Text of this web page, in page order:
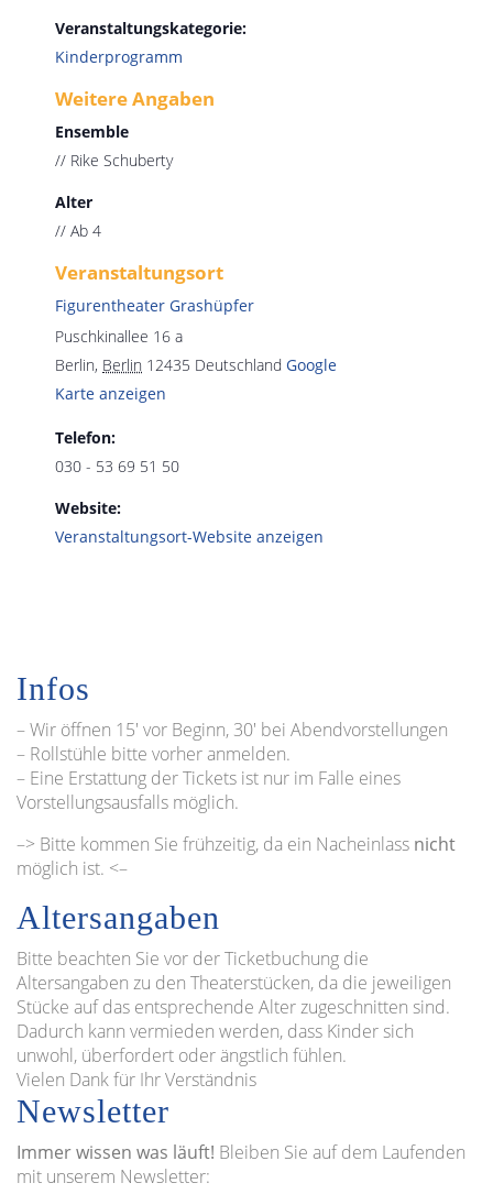
Veranstaltungskategorie:
Kinderprogramm
Veranstaltungsort
Figurentheater Grashüpfer
Puschkinallee 16 a
Berlin, Berlin 12435 Deutschland Google
Karte anzeigen
Telefon:
030 - 53 69 51 50
Website:
Veranstaltungsort-Website anzeigen
Weitere Angaben
Ensemble
// Rike Schuberty
Alter
// Ab 4
Infos
– Wir öffnen 15′ vor Beginn, 30′ bei Abendvorstellungen
– Rollstühle bitte vorher anmelden.
– Eine Erstattung der Tickets ist nur im Falle eines
Vorstellungsausfalls möglich.
–> Bitte kommen Sie frühzeitig, da ein Nacheinlass nicht
möglich ist. <–
Altersangaben
Bitte beachten Sie vor der Ticketbuchung die
Altersangaben zu den Theaterstücken, da die jeweiligen
Stücke auf das entsprechende Alter zugeschnitten sind.
Dadurch kann vermieden werden, dass Kinder sich
unwohl, überfordert oder ängstlich fühlen.
Vielen Dank für Ihr Verständnis
Newsletter
Immer wissen was läuft! Bleiben Sie auf dem Laufenden
mit unserem Newsletter: